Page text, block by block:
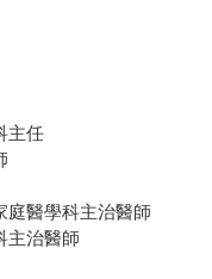
主任
庭醫學科主治醫師
主治醫師